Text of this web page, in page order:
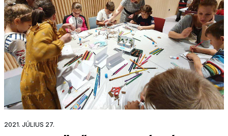
2021. JÚLIUS 27.